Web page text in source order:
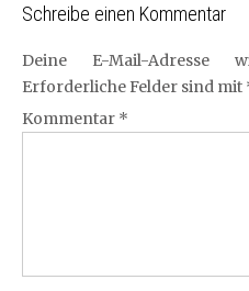
Schreibe einen Kommentar
Deine E-Mail-Adresse
Erforderliche Felder sind mit
Kommentar *